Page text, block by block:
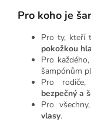
Pro koho je
Pro ty, kteří
pokožkou
Pro
šampónům
Pro
bezpečný a
Pro
vlasy.